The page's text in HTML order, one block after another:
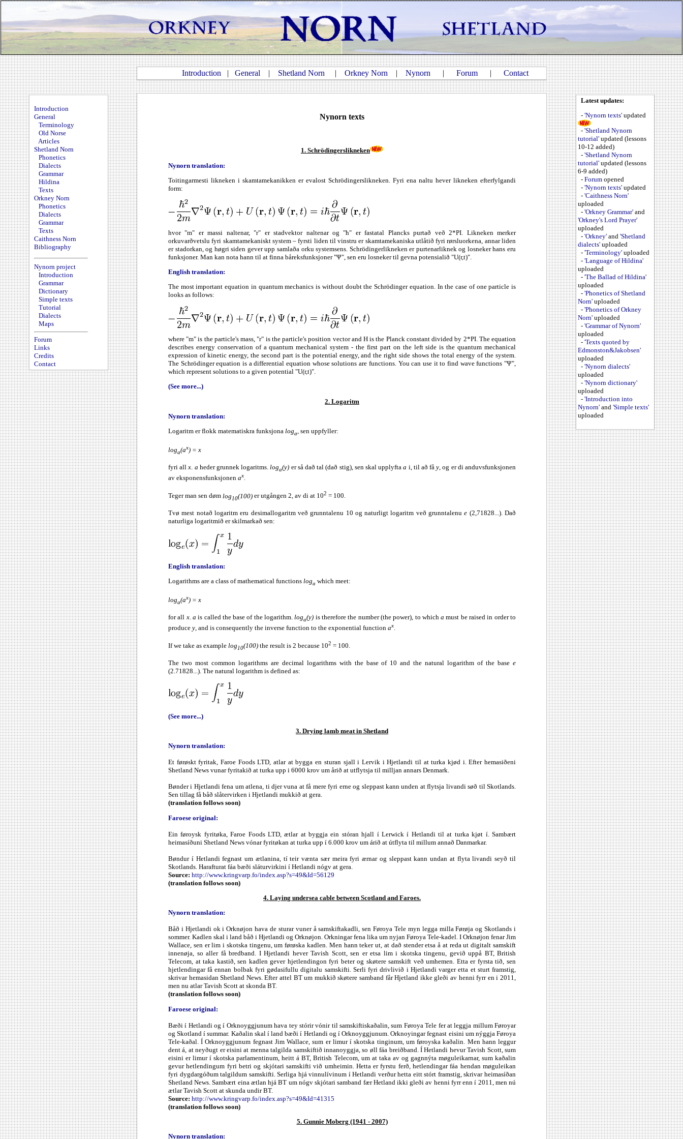
Introduction | General | Shetland Norn | Orkney Norn | Nynorn | Forum | Contact
Introduction
General
Terminology
Old Norse
Articles
Shetland Norn
Phonetics
Dialects
Grammar
Hildina
Texts
Orkney Norn
Phonetics
Dialects
Grammar
Texts
Caithness Norn
Bibliography
Nynorn project
Introduction
Grammar
Dictionary
Simple texts
Tutorial
Dialects
Maps
Forum
Links
Credits
Contact
Nynorn texts
1. Schrödingerslikneken
Nynorn translation:
Toitingarmesti likneken i skamtamekanikken er evalost Schrödingerslikneken. Fyri ena naltu hever likneken efterfylgandi
form:
hvor "m" er massi naltenar, "r" er stadvektor naltenar og "ћ" er fastatal Plancks purtað veð 2*PI. Likneken merker
orkuvarðvetslu fyri skamtamekaniskt system – fyrsti liden til vinstru er skamtamekaniska utlåtið fyri rørsluorkena, annar liden
er stadorkan, og høgri siden gever upp samlaða orku systemsens. Schrödingerlikneken er purtenarliknek og losneker hans eru
funksjoner. Man kan nota hann til at finna båreksfunksjoner "Ψ", sen eru losneker til gevna potensialið "U(r,t)".
English translation:
The most important equation in quantum mechanics is without doubt the Schrödinger equation. In the case of one particle is
looks as follows:
where "m" is the particle's mass, "r" is the particle's position vector and H is the Planck constant divided by 2*PI. The equation
describes energy conservation of a quantum mechanical system - the first part on the left side is the quantum mechanical
expression of kinetic energy, the second part is the potential energy, and the right side shows the total energy of the system.
The Schrödinger equation is a differential equation whose solutions are functions. You can use it to find wave functions "Ψ",
which represent solutions to a given potential "U(r,t)".
(See more...)
2. Logaritm
Nynorn translation:
Logaritm er flokk matematiskra funksjona loga, sen uppfyller:
loga(ax) = x
fyri allx. a heder grunnek logaritms.loga(y) er så dað tal (dað stig), sen skal upplyftaa i, til að fåy, og er di anduvsfunksjonen
av eksponensfunksjonen ax.
Teger man sen døm log10(100) er utgången 2, av di at 102 = 100.
Tvø mest notað logaritm eru desimallogaritm veð grunntalenu 10 og naturligt logaritm veð grunntalenue (2,71828...). Dað
naturliga logaritmið er skilmarkað sen:
English translation:
Logarithms are a class of mathematical functions loga which meet:
loga(ax) = x
for all x. a is called the base of the logarithm. loga(y) is therefore the number (the power), to whicha must be raised in order to
produce y, and is consequently the inverse function to the exponential function ax.
If we take as example log10(100) the result is 2 because 102 = 100.
The two most common logarithms are decimal logarithms with the base of 10 and the natural logarithm of the base e
(2.71828...). The natural logarithm is defined as:
(See more...)
3. Drying lamb meat in Shetland
Nynorn translation:
Et førøskt fyritak, Faroe Foods LTD, atlar at bygga en sturan sjall i Lervik i Hjetlandi til at turka kjød i. Efter hemasiðeni
Shetland News vunar fyritakið at turka upp i 6000 krov um årið at utflytsja til milljan annars Denmark.
Bønder i Hjetlandi fena um atlena, ti djer vuna at få mere fyri erne og sleppast kann unden at flytsja livandi søð til Skotlands.
Sen tillag få båð slåtervirken i Hjetlandi mukkið at gera.
(translation follows soon)
Faroese original:
Ein føroysk fyritøka, Faroe Foods LTD, ætlar at byggja ein stóran hjall í Lerwick í Hetlandi til at turka kjøt í. Sambært
heimasíðuni Shetland News vónar fyritøkan at turka upp í 6.000 krov um árið at útflyta til millum annað Danmarkar.
Bøndur í Hetlandi fegnast um ætlanina, tí teir vænta sær meira fyri ærnar og sleppast kann undan at flyta livandi seyð til
Skotlands. Harafturat fáa bæði sláturvirkini í Hetlandi nógv at gera.
Source: http://www.kringvarp.fo/index.asp?s=49&Id=56129
(translation follows soon)
4. Laying undersea cable between Scotland and Faroes.
Nynorn translation:
Båð i Hjetlandi ok i Orknøjon hava de sturar vuner å samskiftakadli, sen Føroya Tele myn legga milla Førøja og Skotlands i
sommer. Kadlen skal i land båð i Hjetlandi og Orknøjon. Orkningar fena lika um nyjan Føroya Tele-kadel. I Orknøjon fenar Jim
Wallace, sen er lim i skotska tingenu, um førøska kadlen. Men hann teker ut, at dað stender etsa å at reda ut digitalt samskift
innenøja, so aller få bredband. I Hjetlandi hever Tavish Scott, sen er etsa lim i skotska tingenu, gevið uppå BT, British
Telecom, at taka kastið, sen kadlen gever hjetlendingon fyri beter og skøtere samskift veð umhemen. Etta er fyrsta tið, sen
hjetlendingar få ennan bolbak fyri gødasifullu digitalu samskifti. Serli fyri drivlivið i Hjetlandi varger etta et sturt framstig,
skrivar hemasidan Shetland News. Efter attel BT um mukkið skøtere samband får Hjetland ikke gleði av henni fyrr en i 2011,
men nu atlar Tavish Scott at skonda BT.
(translation follows soon)
Faroese original:
Bæði í Hetlandi og í Orknoyggjunum hava tey stórir vónir til samskiftiskaðalin, sum Føroya Tele fer at leggja millum Føroyar
og Skotland í summar. Kaðalin skal í land bæði í Hetlandi og í Orknoyggjunum. Orknoyingar fegnast eisini um nýggja Føroya
Tele-kaðal. Í Orknoyggjunum fegnast Jim Wallace, sum er limur í skotska tinginum, um føroyska kaðalin. Men hann leggur
dent á, at neyðugt er eisini at menna talgilda samskiftið innanoyggja, so øll fáa breiðband. Í Hetlandi hevur Tavish Scott, sum
eisini er limur í skotska parlamentinum, heitt á BT, British Telecom, um at taka av og gagnnýta møguleikarnar, sum kaðalin
gevur hetlendingum fyri betri og skjótari samskifti við umheimin. Hetta er fyrstu ferð, hetlendingar fáa hendan møguleikan
fyri dygdargóðum talgildum samskifti. Serliga hjá vinnulívinum í Hetlandi verður hetta eitt stórt framstig, skrivar heimasíðan
Shetland News. Sambært eina ætlan hjá BT um nógv skjótari samband fær Hetland ikki gleði av henni fyrr enn í 2011, men nú
ætlar Tavish Scott at skunda undir BT.
Source: http://www.kringvarp.fo/index.asp?s=49&Id=41315
(translation follows soon)
5. Gunnie Moberg (1941 - 2007)
Nynorn translation:
Latest updates:
- 'Nynorn texts' updated
- 'Shetland Nynorn
tutorial' updated (lessons
10-12 added)
- 'Shetland Nynorn
tutorial' updated (lessons
6-9 added)
- Forum opened
- 'Nynorn texts' updated
- 'Caithness Norn'
uploaded
- 'Orkney Grammar' and
'Orkney's Lord Prayer'
uploaded
- 'Orkney' and 'Shetland
dialects' uploaded
- 'Terminology' uploaded
- 'Language of Hildina'
uploaded
- 'The Ballad of Hildina'
uploaded
- 'Phonetics of Shetland
Norn' uploaded
- 'Phonetics of Orkney
Norn' uploaded
- 'Grammar of Nynorn'
uploaded
- 'Texts quoted by
Edmonston&Jakobsen'
uploaded
- 'Nynorn dialects'
uploaded
- 'Nynorn dictionary'
uploaded
- 'Introduction into
Nynorn' and 'Simple texts'
uploaded